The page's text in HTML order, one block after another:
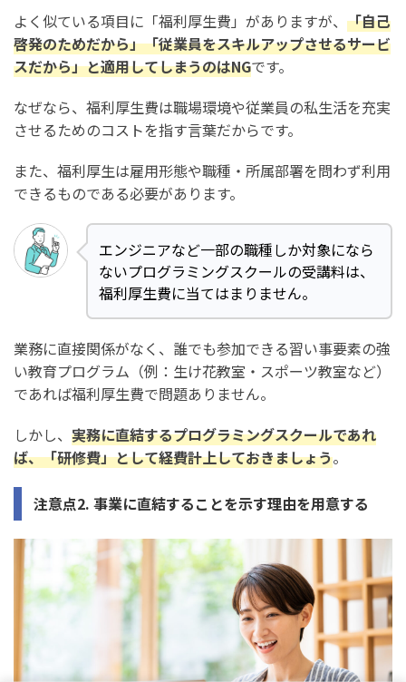
よく似ている項目に「福利厚生費」がありますが、 「自己
啓発のためだから」「従業員をスキルアップさせるサービ
スだから」と適用してしまうのはNGです。
なぜなら、福利厚生費は職場環境や従業員の私生活を充実
させるためのコストを指す言葉だからです。
また、福利厚生は雇用形態や職種・所属部署を問わず利用
できるものである必要があります。
エンジニアなど一部の職種しか対象になら
ないプログラミングスクールの受講料は、
福利厚生費に当てはまりません。
業務に直接関係がなく、誰でも参加できる習い事要素の強
い教育プログラム（例：生け花教室・スポーツ教室など）
であれば福利厚生費で問題ありません。
しかし、 実務に直結するプログラミングスクールであれ
ば、「研修費」として経費計上しておきましょう。
注意点2. 事業に直結することを示す理由を用意する